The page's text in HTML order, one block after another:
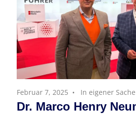
Februar 7, 2025 In eigener Sache
Dr. Marco Henry